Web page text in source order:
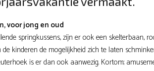
voor jong en oud
springkussens, zijn er ook een skelterbaan,
kinderen de mogelijkheid zich te laten
is er dan ook aanwezig. Kortom;